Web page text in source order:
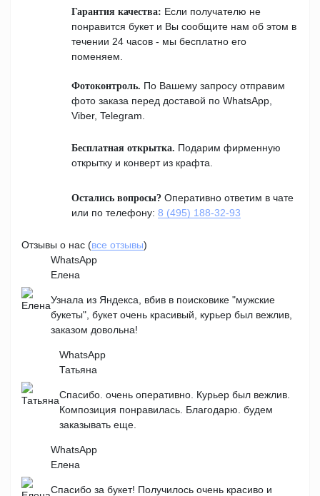
Гарантия качества: Если получателю не
понравится букет и Вы сообщите нам об этом в
течении 24 часов - мы бесплатно его
поменяем.
Фотоконтроль. По Вашему запросу отправим
фото заказа перед доставой по WhatsApp,
Viber, Telegram.
Бесплатная открытка. Подарим фирменную
открытку и конверт из крафта.
Остались вопросы? Оперативно ответим в чате
или по телефону: 8 (495) 188-32-93
Отзывы о нас (все отзывы)
WhatsApp
Елена
Узнала из Яндекса, вбив в поисковике "мужские
букеты", букет очень красивый, курьер был вежлив,
заказом довольна!
WhatsApp
Татьяна
Спасибо. очень оперативно. Курьер был вежлив.
Композиция понравилась. Благодарю. будем
заказывать еще.
WhatsApp
Елена
Спасибо за букет! Получилось очень красиво и